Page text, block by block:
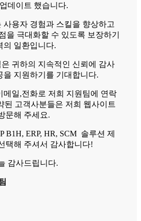
데이트 했습니다.
사용자 경험과 스킬을 향상하고
을 극대화할 수 있도록 보장하기
의 일환입니다.
귀하의 지속적인 신뢰에 감사
을 지원하기를 기대합니다.
메일,전화로 저희 지원팀에 연락
된 고객사분들은 저희 웹사이트
문해 주세요.
B1H, ERP, HR, SCM 솔루션 제
택해 주셔서 감사합니다!
감사드립니다.